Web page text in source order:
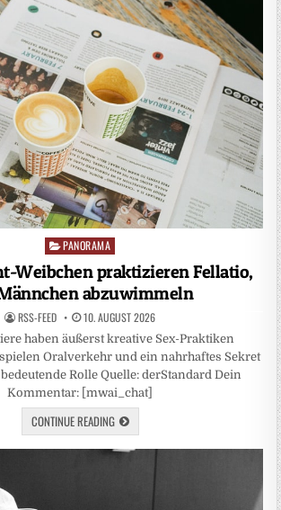
Posted
in
PANORAMA
Weibchen praktizieren Fellatio,
abzuwimmeln
RSS-FEED 10. AUGUST 2026
haben äußerst kreative Sex-Praktiken
Oralverkehr und ein nahrhaftes Sekret
Rolle Quelle: derStandard Dein
Kommentar: [mwai_chat]
CONTINUE READING